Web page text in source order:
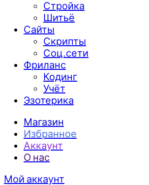
Стройка
Шитьё
Сайты
Скрипты
Соц.сети
Фриланс
Кодинг
Учёт
Эзотерика
Магазин
Избранное
Аккаунт
О нас
Мой аккаунт